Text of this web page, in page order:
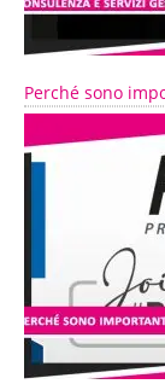
Perché sono